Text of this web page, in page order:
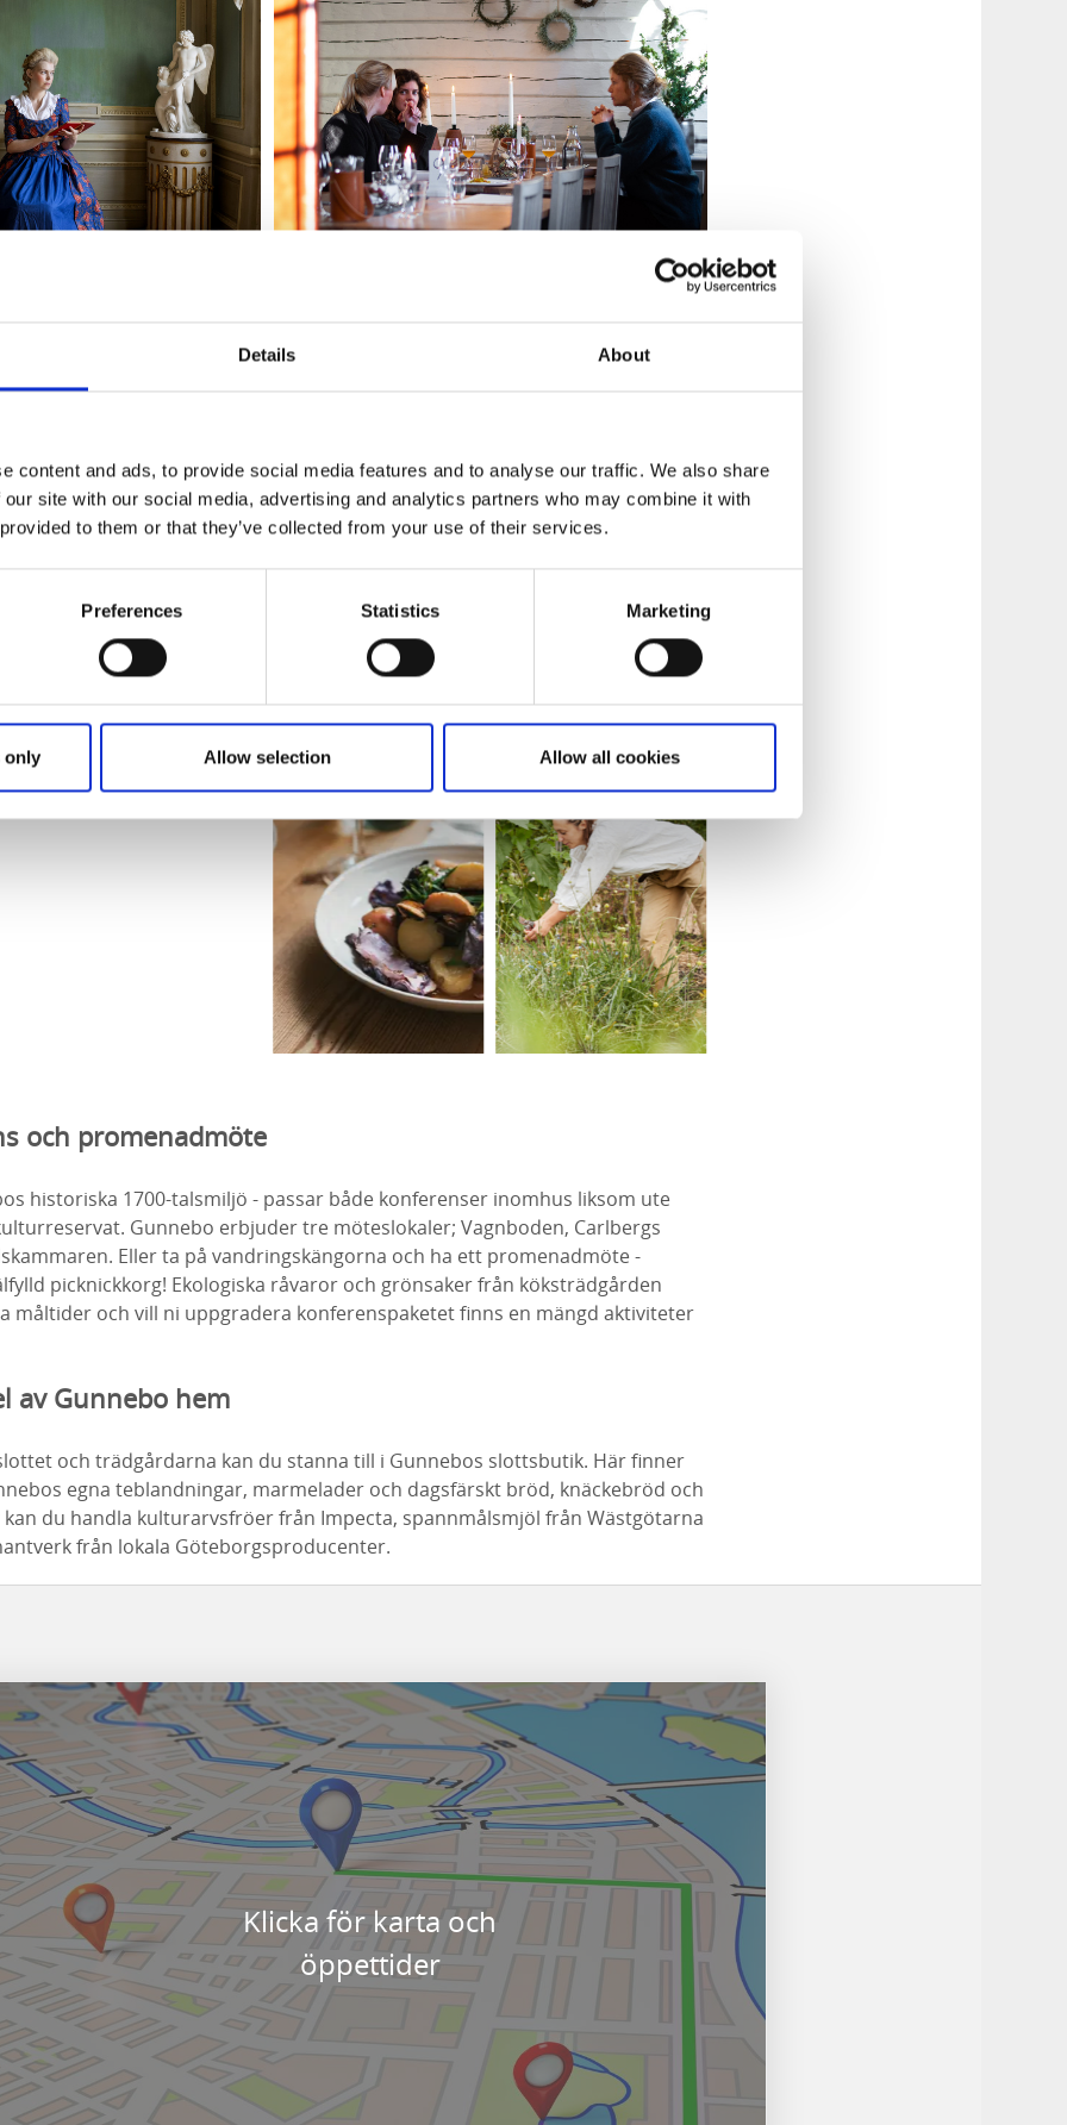
Details About
content and ads, to provide social media features and to analyse our traffic. We also share
site with our social media, advertising and analytics partners who may combine it with
to them or that they’ve collected from your use of their services.
Preferences Statistics Marketing
only Allow selection Allow all cookies
Kaffehus och Krog
ligger i direkt anslutning till Gunnebo Kaffehus och Krog.
grönsaker kan tas direkt från trädgårdslandet till tallriken. Mer närodlat än
bli. Längst in i köket ligger Gunnebo bageri som enbart bakar på KRAV-märkt
spannmålssorter. Att äta i den unika 1700-talsmiljön är en fröjd
ingår i nätverket
Smaka på Västsverige. Nätverket samlar restauranger
samarbete med lokala producenter erbjuder västsvenska matupplevelser
lokala råvaror.
och promenadmöte
historiska 1700-talsmiljö - passar både konferenser inomhus liksom ute
Gunnebo erbjuder tre möteslokaler; Vagnboden, Carlbergs
Eller ta på vandringskängorna och ha ett promenadmöte -
picknickkorg! Ekologiska råvaror och grönsaker från köksträdgården
måltider och vill ni uppgradera konferenspaketet finns en mängd aktiviteter
av Gunnebo hem
och trädgårdarna kan du stanna till i Gunnebos slottsbutik. Här finner
egna teblandningar, marmelader och dagsfärskt bröd, knäckebröd och
du handla kulturarvsfröer från Impecta, spannmålsmjöl från Wästgötarna
från lokala Göteborgsproducenter.
Klicka för karta och
öppettider